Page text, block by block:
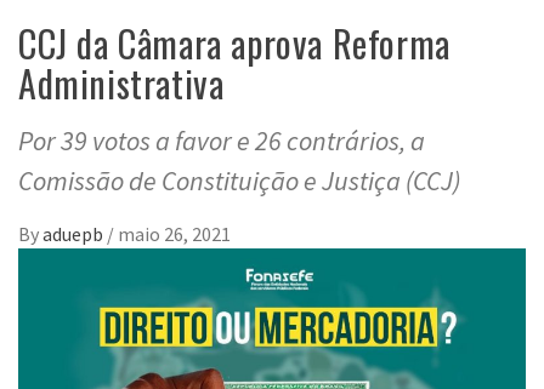
CCJ da Câmara aprova Reforma
Administrativa
Por 39 votos a favor e 26 contrários, a
Comissão de Constituição e Justiça (CCJ)
Byaduepb / maio 26, 2021